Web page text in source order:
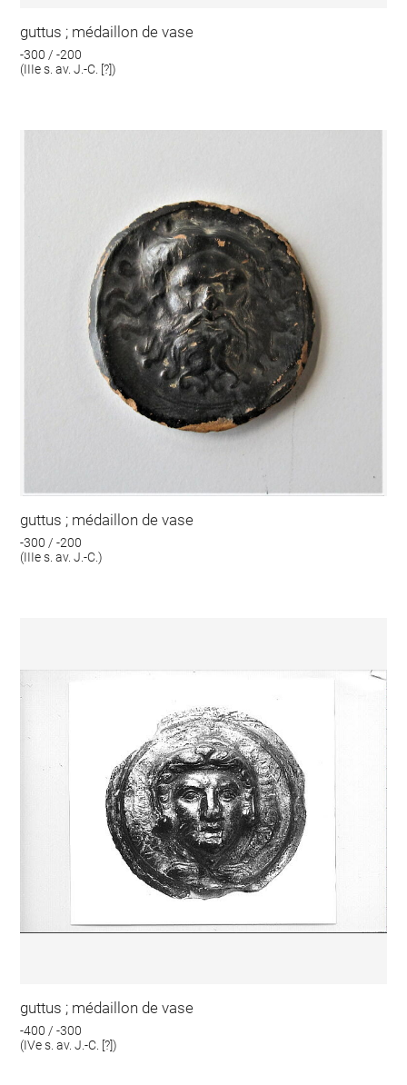
guttus ; médaillon de vase
-300 / -200
(IIIe s. av. J.-C. [?])
guttus ; médaillon de vase
-300 / -200
(IIIe s. av. J.-C.)
guttus ; médaillon de vase
-400 / -300
(IVe s. av. J.-C. [?])